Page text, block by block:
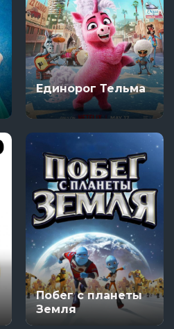
Единорог Тельма
Побег с планеты
Земля